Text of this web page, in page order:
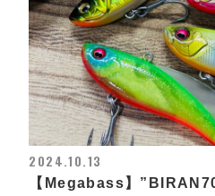
2024.10.13
【Megabass】